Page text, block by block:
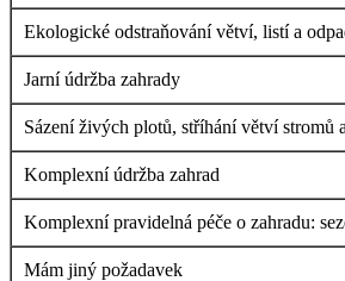
Ekologické odstraňování větví, listí a
Jarní údržba zahrady
Sázení živých plotů, stříhání větví stromů
Komplexní údržba zahrad
Komplexní pravidelná péče o zahradu:
Mám jiný požadavek